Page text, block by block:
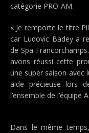
catégorie PRO-AM.
« Je remporte le titre
car Ludovic Badey a
de Spa-
avons réussi cette
une super saison avec
aide précieuse lors
l’ensemble de l’équipe
Dans le même